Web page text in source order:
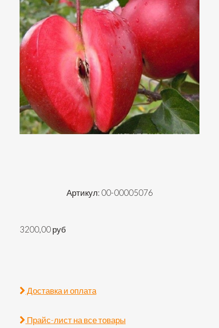
Артикул: 00-00005076
3200,00 руб
Доставка и оплата
Прайс-лист на все товары